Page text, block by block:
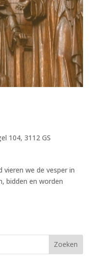
104, 3112 GS
we de vesper in
bidden en worden
Zoeken